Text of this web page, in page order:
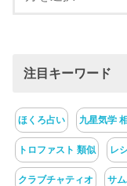
注目キーワード
ほくろ占い 九星気学
トロファスト 類似 レ
クラブチャティオ サ